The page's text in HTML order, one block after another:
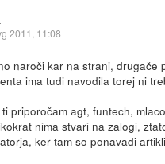
2011, 11:08
naroči kar na strani, drugače
ima tudi navodila torej ni
priporočam agt, funtech,
nima stvari na zalogi,
ker tam so ponavadi